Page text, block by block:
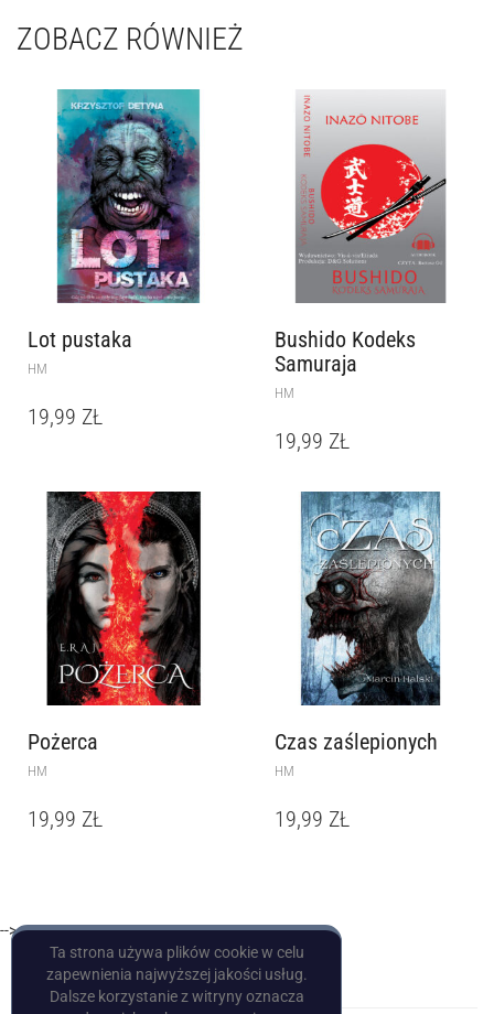
ZOBACZ RÓWNIEŻ
Lot pustaka
HM
19,99 ZŁ
Bushido Kodeks
Samuraja
HM
19,99 ZŁ
Pożerca
HM
19,99 ZŁ
Czas zaślepionych
HM
19,99 ZŁ
-->
Ta strona używa plików cookie w celu
zapewnienia najwyższej jakości usług.
Dalsze korzystanie z witryny oznacza